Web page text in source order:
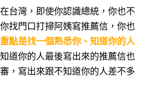
台灣，即使你認識總統，你也不
找門口打掃阿姨寫推薦信，你也
重點是找一個熟悉你、知道你的人
知道你的人最後寫出來的推薦信也
，寫出來跟不知道你的人差不多